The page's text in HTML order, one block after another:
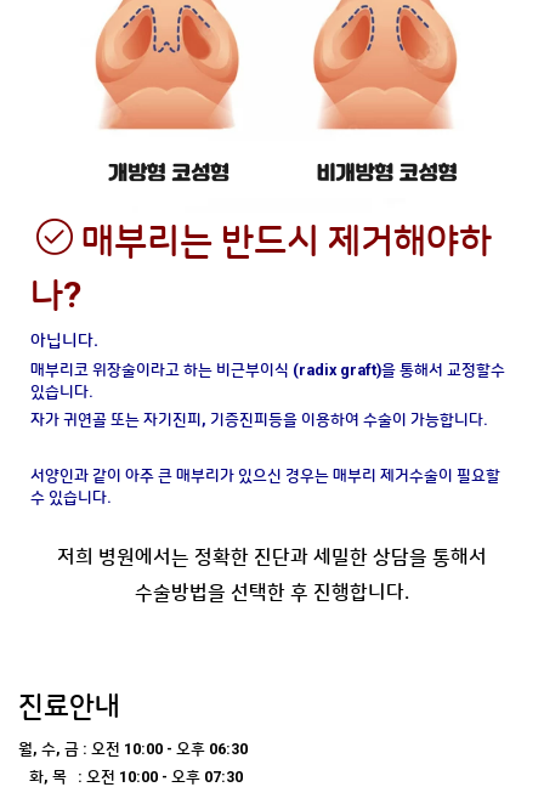
매부리는 반드시 제거해야하
나?
아닙니다.
매부리코 위장술이라고 하는 비근부이식 (radix graft)을 통해서 교정할수
있습니다.
자가 귀연골 또는 자기진피, 기증진피등을 이용하여 수술이 가능합니다.
서양인과 같이 아주 큰 매부리가 있으신 경우는 매부리 제거수술이 필요할
수 있습니다.
저희 병원에서는 정확한 진단과 세밀한 상담을 통해서
수술방법을 선택한 후 진행합니다.
진료안내
월, 수, 금 : 오전 10:00 - 오후 06:30
화, 목 : 오전 10:00 - 오후 07:30